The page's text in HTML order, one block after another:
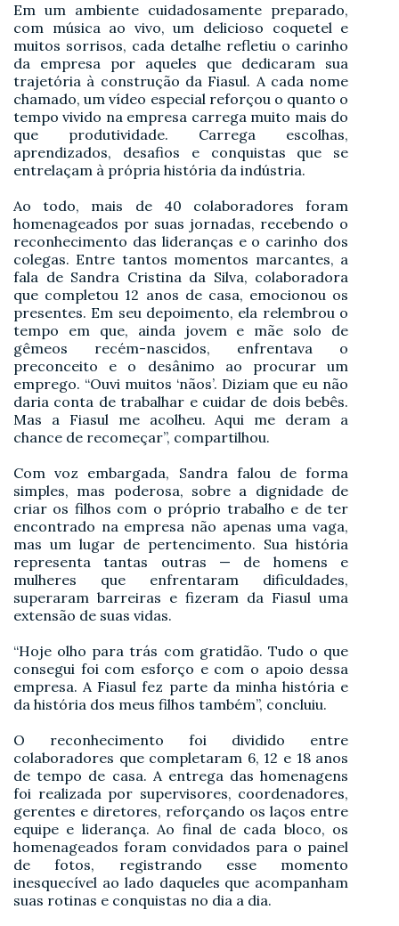
Em um ambiente cuidadosamente preparado,
com música ao vivo, um delicioso coquetel e
muitos sorrisos, cada detalhe refletiu o carinho
da empresa por aqueles que dedicaram sua
trajetória à construção da Fiasul. A cada nome
chamado, um vídeo especial reforçou o quanto o
tempo vivido na empresa carrega muito mais do
que produtividade. Carrega escolhas,
aprendizados, desafios e conquistas que se
entrelaçam à própria história da indústria.
Ao todo, mais de 40 colaboradores foram
homenageados por suas jornadas, recebendo o
reconhecimento das lideranças e o carinho dos
colegas. Entre tantos momentos marcantes, a
fala de Sandra Cristina da Silva, colaboradora
que completou 12 anos de casa, emocionou os
presentes. Em seu depoimento, ela relembrou o
tempo em que, ainda jovem e mãe solo de
gêmeos recém-nascidos, enfrentava o
preconceito e o desânimo ao procurar um
emprego. “Ouvi muitos ‘nãos’. Diziam que eu não
daria conta de trabalhar e cuidar de dois bebês.
Mas a Fiasul me acolheu. Aqui me deram a
chance de recomeçar”, compartilhou.
Com voz embargada, Sandra falou de forma
simples, mas poderosa, sobre a dignidade de
criar os filhos com o próprio trabalho e de ter
encontrado na empresa não apenas uma vaga,
mas um lugar de pertencimento. Sua história
representa tantas outras — de homens e
mulheres que enfrentaram dificuldades,
superaram barreiras e fizeram da Fiasul uma
extensão de suas vidas.
“Hoje olho para trás com gratidão. Tudo o que
consegui foi com esforço e com o apoio dessa
empresa. A Fiasul fez parte da minha história e
da história dos meus filhos também”, concluiu.
O reconhecimento foi dividido entre
colaboradores que completaram 6, 12 e 18 anos
de tempo de casa. A entrega das homenagens
foi realizada por supervisores, coordenadores,
gerentes e diretores, reforçando os laços entre
equipe e liderança. Ao final de cada bloco, os
homenageados foram convidados para o painel
de fotos, registrando esse momento
inesquecível ao lado daqueles que acompanham
suas rotinas e conquistas no dia a dia.